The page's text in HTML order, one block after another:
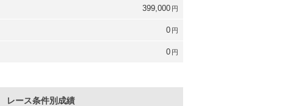
399,000 円
0 円
0 円
レース条件別成績